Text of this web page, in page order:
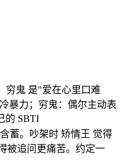
穷鬼 是"爱在心里口难
暴力；穷鬼：偶尔主动表
蓄。吵架时 矫情王 觉得
被追问更痛苦。约定一
的 SBTI